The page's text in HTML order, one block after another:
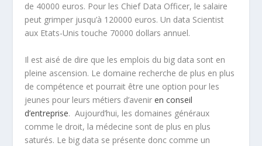
de 40000 euros. Pour les Chief Data Officer, le salaire
peut grimper jusqu’à 120000 euros. Un data Scientist
aux Etats-Unis touche 70000 dollars annuel.
Il est aisé de dire que les emplois du big data sont en
pleine ascension. Le domaine recherche de plus en plus
de compétence et pourrait être une option pour les
jeunes pour leurs métiers d’avenir en conseil
d’entreprise. Aujourd’hui, les domaines généraux
comme le droit, la médecine sont de plus en plus
saturés. Le big data se présente donc comme un